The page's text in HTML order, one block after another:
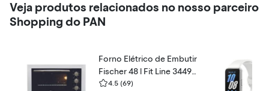
Veja produtos relacionados no nosso parceiro
Shopping do PAN
Forno Elétrico de Embutir
Fischer 48 l Fit Line 34493
-9548
4.5 (69)